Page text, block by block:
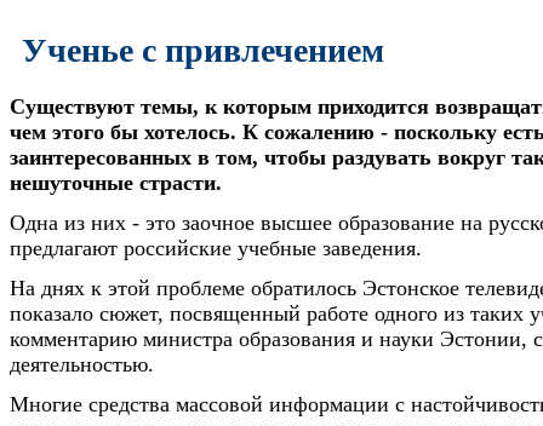
Ученье с привлечением
Cуществуют темы, к которым приходится
чем этого бы хотелось. К сожалению - поскольку
заинтересованных в том, чтобы раздувать вокруг
нешуточные страсти.
Одна из них - это заочное высшее образование на
предлагают российские учебные заведения.
На днях к этой проблеме обратилось Эстонское
показало сюжет, посвященный работе одного из таких
комментарию министра образования и науки Эстонии,
деятельностью.
Многие средства массовой информации с